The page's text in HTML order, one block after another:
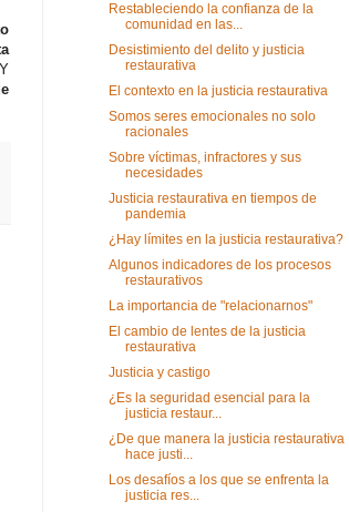
Restableciendo la confianza de la
comunidad en las...
Desistimiento del delito y justicia
restaurativa
El contexto en la justicia restaurativa
Somos seres emocionales no solo
racionales
Sobre víctimas, infractores y sus
necesidades
Justicia restaurativa en tiempos de
pandemia
¿Hay límites en la justicia restaurativa?
Algunos indicadores de los procesos
restaurativos
La importancia de "relacionarnos"
El cambio de lentes de la justicia
restaurativa
Justicia y castigo
¿Es la seguridad esencial para la
justicia restaur...
¿De que manera la justicia restaurativa
hace justi...
Los desafíos a los que se enfrenta la
justicia res...